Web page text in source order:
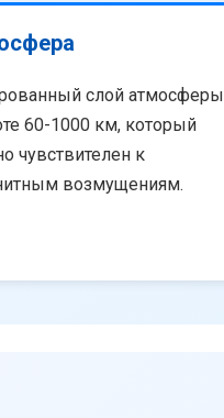
слой атмосферы
60-1000 км, который
чувствителен к
возмущениям.